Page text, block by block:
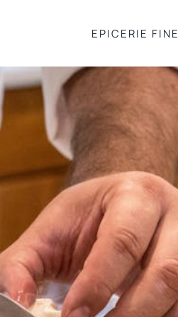
EPICERIE FINE